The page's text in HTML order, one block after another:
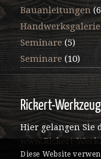
Bauanleitungen
Handwerksgalerie
Seminare (5)
Seminare(10)
Rickert-
Hier gelangen Sie
www.Rickert-
Diese Website